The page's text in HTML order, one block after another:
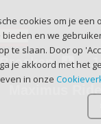
Broeken
Maximus
cookies om je een
en we
te slaan. Door op
je akkoord met het
in onze